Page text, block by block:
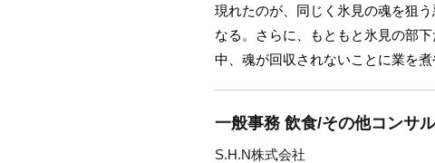
現れたのが、同じく氷見の魂を狙
なる。さらに、もともと氷見の部
中、魂が回収されないことに業を
一般事務 飲食/その他コンサ
S.H.N株式会社